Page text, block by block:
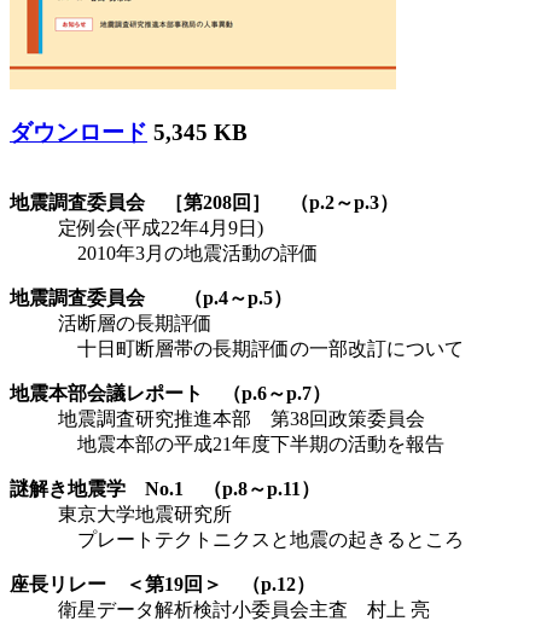
ダウンロード 5,345 KB
地震調査委員会 ［第208回］ （p.2～p.3）
定例会(平成22年4月9日)
2010年3月の地震活動の評価
地震調査委員会 （p.4～p.5）
活断層の長期評価
十日町断層帯の長期評価の一部改訂について
地震本部会議レポート （p.6～p.7）
地震調査研究推進本部 第38回政策委員会
地震本部の平成21年度下半期の活動を報告
謎解き地震学 No.1 （p.8～p.11）
東京大学地震研究所
プレートテクトニクスと地震の起きるところ
座長リレー ＜第19回＞ （p.12）
衛星データ解析検討小委員会主査 村上 亮